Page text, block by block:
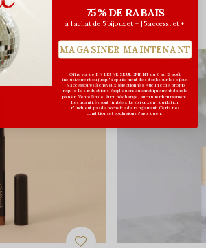
aimer...
75% DE RABAIS
à l'achat de 5 bijoux et + | 5 access. et +
MAGASINER MAINTENANT
Offre valide EN LIGNE SEULEMENT du 6 au 12 août
inclusivement ou jusqu'à épuisement des stocks sur les bijoux
& accessoires à cheveux sélectionnés. Aucun code promo
requis. Les réductions s’appliquent automatiquement dans le
panier. Vente finale. Aucun échange, aucun remboursement.
Les quantités sont limitées. Les bijoux en liquidation
n'incluent pas de pochette de rangement. Certaines
conditions et exclusions s'appliquent.